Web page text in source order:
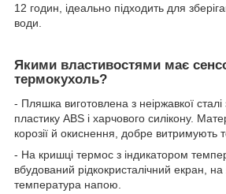
12 годин, ідеально підходить для
води.
Якими властивостями має
термокухоль?
- Пляшка виготовлена з неіржавкої сталі
пластику ABS і харчового силікону.
корозії й окиснення, добре витримують
- На кришці термос з індикатором
вбудований рідкокристалічний екран,
температура напою.